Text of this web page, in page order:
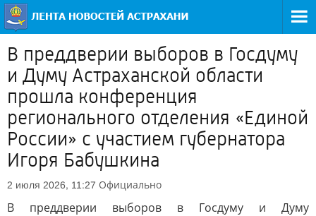
В преддверии выборов в Госдуму
и Думу Астраханской области
прошла конференция
регионального отделения «Единой
России» с участием губернатора
Игоря Бабушкина
2 июля 2026, 11:27 Официально
В преддверии выборов в Госдуму и Думу